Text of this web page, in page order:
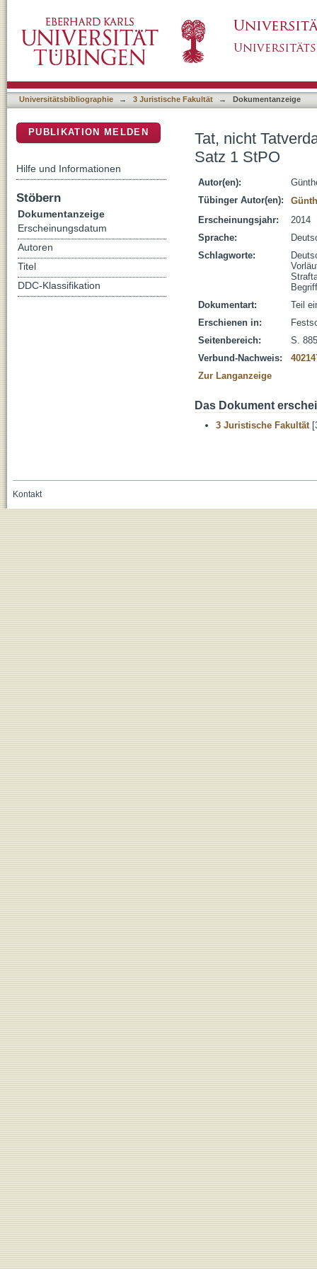
Universitätsbibliographie → 3 Juristische Fakultät → Dokumentanzeige
Tat, nicht
Satz 1 StPO
Autor(en):
Tübinger Autor(en):
Erscheinungsjahr:
2014
Sprache:
Schlagworte:
Begriff
Dokumentart:
Teil
Erschienen in:
Seitenbereich:
S.
Verbund-Nachweis:
Zur Langanzeige
Das Dokument
3 Juristische Fakultät
PUBLIKATION MELDEN
Hilfe und Informationen
Stöbern
Dokumentanzeige
Erscheinungsdatum
Autoren
Titel
DDC-Klassifikation
Kontakt